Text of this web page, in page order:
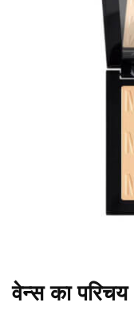
वेन्स का परिचय